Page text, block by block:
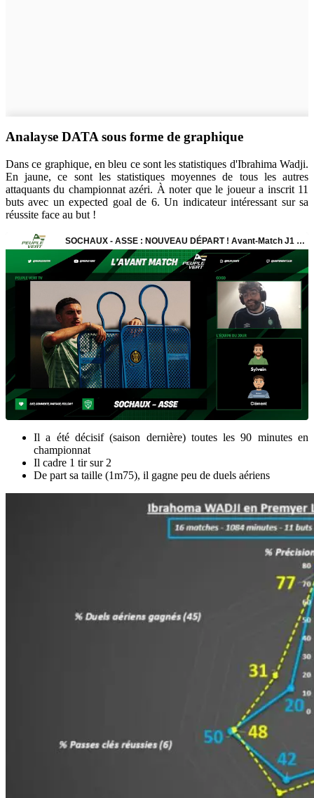
Analayse DATA sous forme de graphique
Dans ce graphique, en bleu ce sont les statistiques d'Ibrahima Wadji.
En jaune, ce sont les statistiques moyennes de tous les autres
attaquants du championnat azéri. À noter que le joueur a inscrit 11
buts avec un expected goal de 6. Un indicateur intéressant sur sa
réussite face au but !
Il a été décisif (saison dernière) toutes les 90 minutes en
championnat
Il cadre 1 tir sur 2
De part sa taille (1m75), il gagne peu de duels aériens